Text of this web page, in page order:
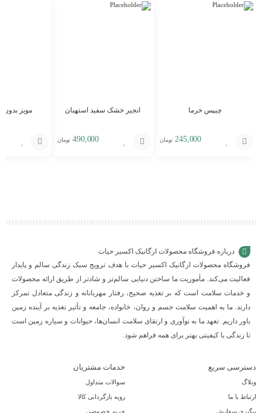
چیپس خرما
245,000 تومان
انجیر خشک سفید استهبان
490,000 تومان
مویز بدون
درباره فروشگاه محصولات ارگانیک اکسیر حیات
فروشگاه محصولات ارگانیک اکسیر حیات با هدف ترویج سبک زندگی سالم و پایدار
فعالیت می‌کند. مأموریت ما ساختن دنیایی سالم‌تر و شادتر از طریق ارائه محصولات
و خدمات سلامت است که بر تغذیه صحیح، رفتار مهربانانه و زندگی متعادل تمرکز
دارند. ما به اهمیت سلامت جسم و روان، خانواده، جامعه و تأثیر تغذیه بر آینده زمین
باور داریم. تعهد ما به نوآوری و ارتقای سلامت انسان‌ها، حیوانات و سیاره زمین است
تا زندگی با کیفیتی بهتر برای همه فراهم شود.
دسترسی سریع
وبلاگ
ارتباط با ما
پیگیری سفارش
خدمات مشتریان
سوالات متداول
رویه بازگردانی کالا
حریم خصوصی